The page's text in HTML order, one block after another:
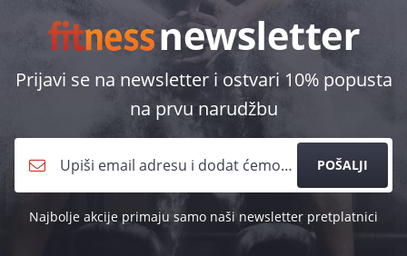
Prijavi se na newsletter i ostvari 10% popusta
na prvu narudžbu
POŠALJI
Najbolje akcije primaju samo naši newsletter pretplatnici